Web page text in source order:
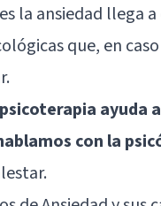
la ansiedad llega
que, en
ayuda
con la